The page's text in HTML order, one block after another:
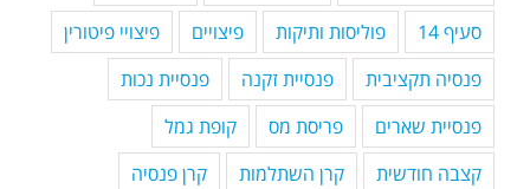
סעיף 14
פוליסות ותיקות פיצויים
פיצויי פיטורין
פנסיה תקציבית
פנסיית זקנה
פנסיית נכות
פנסיית שארים
פריסת מס
קופת גמל
קצבה חודשית
קרן השתלמות
קרן פנסיה